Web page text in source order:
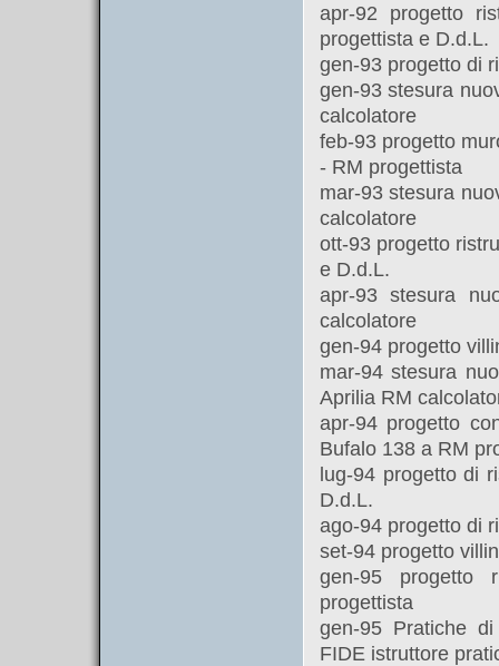
apr-92 progetto
progettista e D.d.L.
gen-93 progetto di
gen-93 stesura
calcolatore
feb-93 progetto
- RM progettista
mar-93 stesura
calcolatore
ott-93 progetto
e D.d.L.
apr-93 stesura
calcolatore
gen-94 progetto
mar-94 stesura
Aprilia RM
apr-94 progetto
Bufalo 138 a RM
lug-94 progetto di
D.d.L.
ago-94 progetto di
set-94 progetto
gen-95 progetto
progettista
gen-95 Pratiche
FIDE istruttore